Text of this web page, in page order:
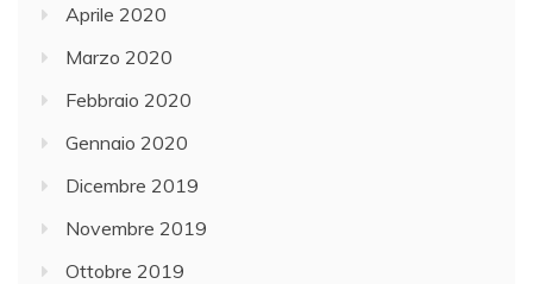
Aprile 2020
Marzo 2020
Febbraio 2020
Gennaio 2020
Dicembre 2019
Novembre 2019
Ottobre 2019